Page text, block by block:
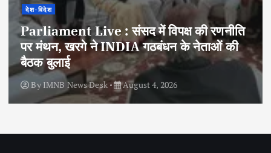
देश-विदेश
Parliament Live : संसद में विपक्ष की रणनीति
पर मंथन, खरगे ने INDIA गठबंधन के नेताओं की
बैठक बुलाई
ByIMNB News Desk August 4, 2026